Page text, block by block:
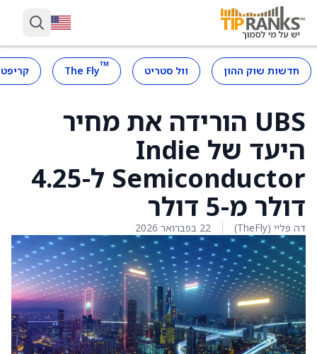
חדשות שוק ההון וול סטריט ™
The Fly
UBS הורידה את מחיר
היעד של Indie
Semiconductor ל-4.25
דולר מ-5 דולר
דה פליי (TheFly) 22 בפברואר 2026